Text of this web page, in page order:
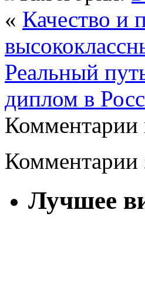
« Качество и
Реальный
диплом в
Комментарии
Комментарии
Лучшее